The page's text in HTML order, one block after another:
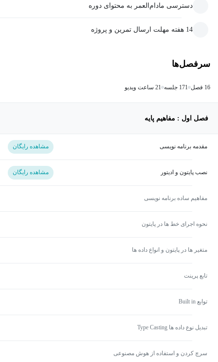
دسترسی مادام‌العمر به محتوای دوره
14 هفته مهلت ارسال تمرین و پروژه
سرفصل‌ها
16 فصل 171 جلسه 21 ساعت ویدیو
فصل اول : مفاهیم پایه
مقدمه برنامه نویسی مشاهده رایگان
نصب پایتون و ادیتور مشاهده رایگان
مفاهیم ساده برنامه نویسی
نحوه اجرای خط ها در پایتون
متغیر ها در پایتون و انواع داده ها
تابع پرینت
توابع Built in
تبدیل نوع داده ها Type Casting
سرچ کردن و استفاده از هوش مصنوعی